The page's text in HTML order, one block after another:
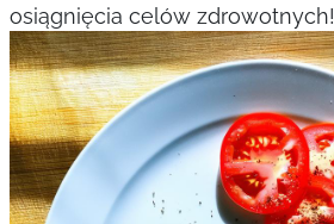
osiągnięcia celów zdrowotnych!